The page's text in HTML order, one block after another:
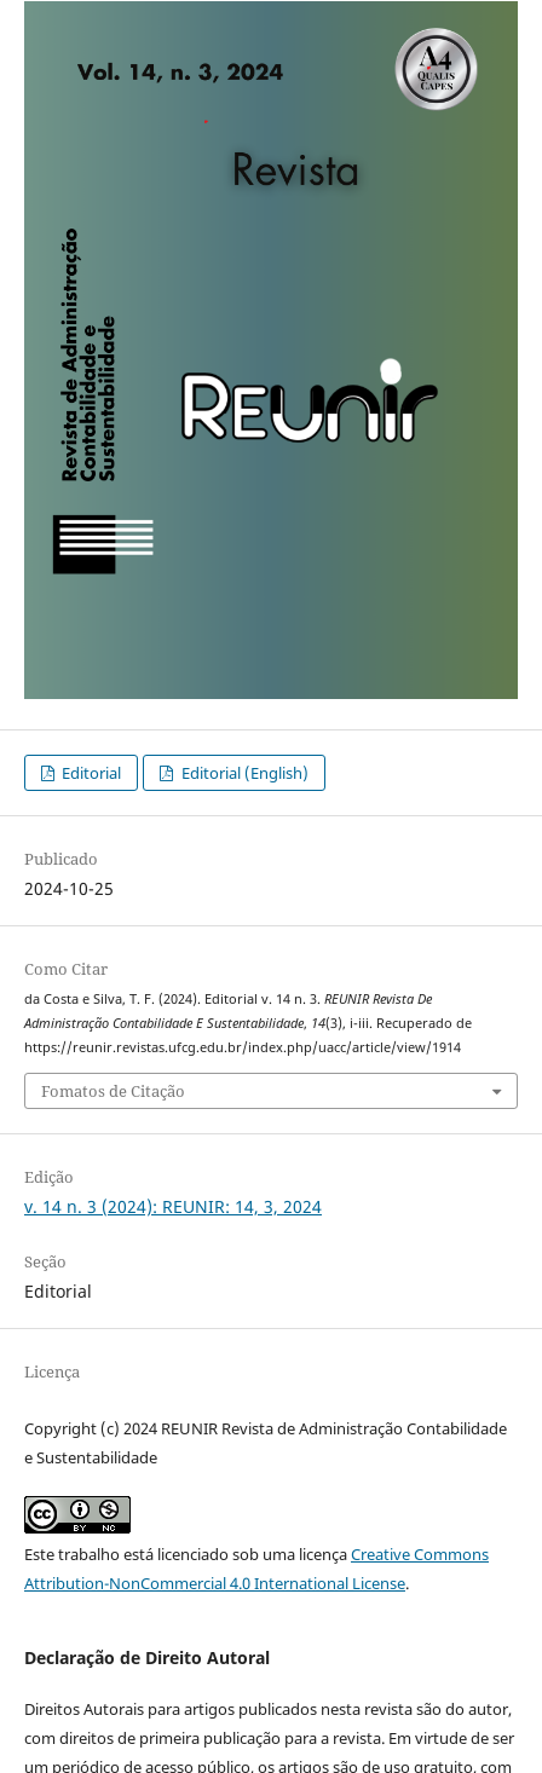
Editorial Editorial (English)
Publicado
2024-10-25
Como Citar
da Costa e Silva, T. F. (2024). Editorial v. 14 n. 3. REUNIR Revista De
Administração Contabilidade E Sustentabilidade, 14(3), i-iii. Recuperado de
https://reunir.revistas.ufcg.edu.br/index.php/uacc/article/view/1914
Fomatos de Citação
Edição
v. 14 n. 3 (2024): REUNIR: 14, 3, 2024
Seção
Editorial
Licença
Copyright (c) 2024 REUNIR Revista de Administração Contabilidade
e Sustentabilidade
Este trabalho está licenciado sob uma licençaCreative Commons
Attribution-NonCommercial 4.0 International License.
Declaração de Direito Autoral
Direitos Autorais para artigos publicados nesta revista são do autor,
com direitos de primeira publicação para a revista. Em virtude de ser
um periódico de acesso público, os artigos são de uso gratuito, com